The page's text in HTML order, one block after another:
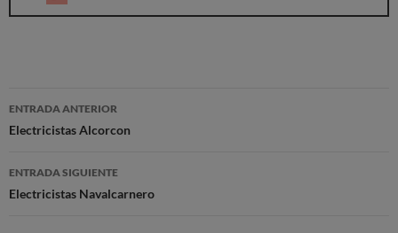
ENTRADA ANTERIOR
Electricistas Alcorcon
ENTRADA SIGUIENTE
Electricistas Navalcarnero